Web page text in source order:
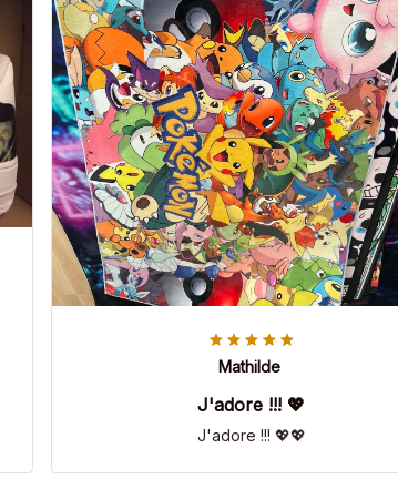
Mathilde
J'adore !!! 💖
J'adore !!! 💖💖